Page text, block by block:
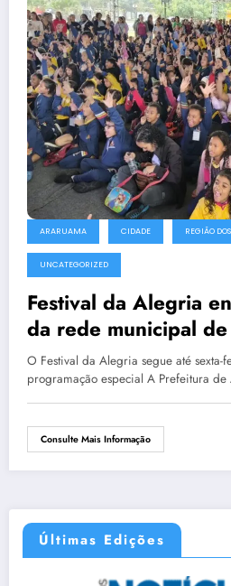
ARARUAMA CIDADE REGIÃO
UNCATEGORIZED
Festival da Alegria
da rede municipal
O Festival da Alegria segue até sexta-
programação especial A Prefeitura
Consulte Mais Informação
Últimas Edições